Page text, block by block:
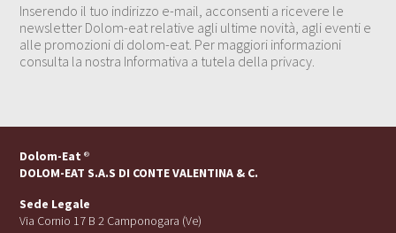
Inserendo il tuo indirizzo e-mail, acconsenti a ricevere le
newsletter Dolom-eat relative agli ultime novità, agli eventi e
alle promozioni di dolom-eat. Per maggiori informazioni
consulta la nostra Informativa a tutela della privacy.
Dolom-Eat ®
DOLOM-EAT S.A.S DI CONTE VALENTINA & C.
Sede Legale
Via Cornio 17 B 2 Camponogara (Ve)